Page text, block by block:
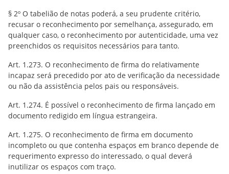
§ 2º O tabelião de notas poderá, a seu prudente critério,
recusar o reconhecimento por semelhança, assegurado, em
qualquer caso, o reconhecimento por autenticidade, uma vez
preenchidos os requisitos necessários para tanto.
Art. 1.273. O reconhecimento de firma do relativamente
incapaz será precedido por ato de verificação da necessidade
ou não da assistência pelos pais ou responsáveis.
Art. 1.274. É possível o reconhecimento de firma lançado em
documento redigido em língua estrangeira.
Art. 1.275. O reconhecimento de firma em documento
incompleto ou que contenha espaços em branco depende de
requerimento expresso do interessado, o qual deverá
inutilizar os espaços com traço.